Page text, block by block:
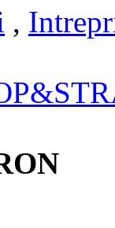
,